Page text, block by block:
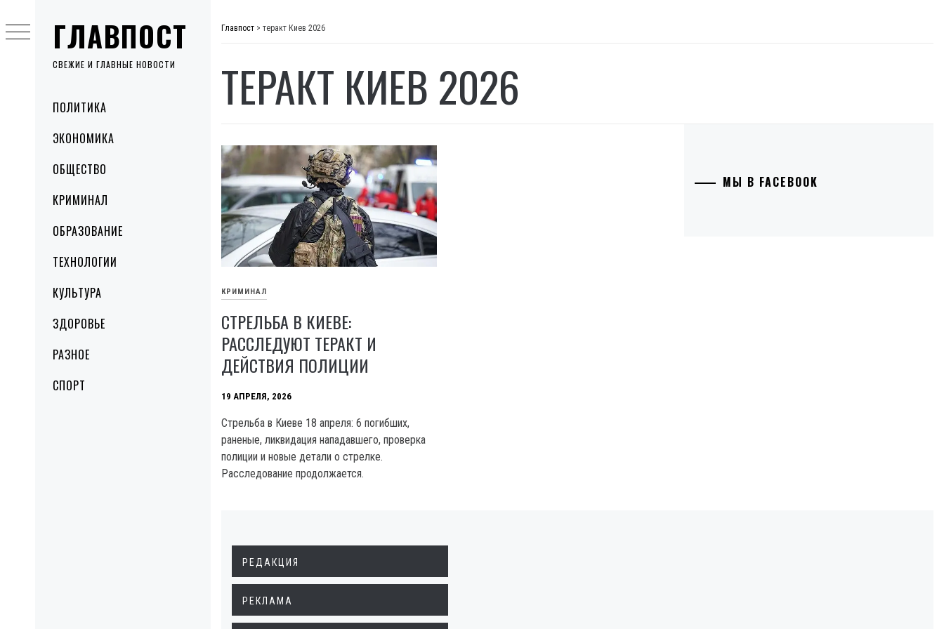
ГЛАВПОСТ
СВЕЖИЕ И ГЛАВНЫЕ НОВОСТИ
MenuПОЛИТИКА
ЭКОНОМИКА
ОБЩЕСТВО
КРИМИНАЛ
ОБРАЗОВАНИЕ
ТЕХНОЛОГИИ
КУЛЬТУРА
ЗДОРОВЬЕ
РАЗНОЕ
СПОРТ
to
content
Главпост > теракт Киев 2026
ТЕРАКТ КИЕВ 2026
КРИМИНАЛ
СТРЕЛЬБА В КИЕВЕ:
РАССЛЕДУЮТ ТЕРАКТ И
ДЕЙСТВИЯ ПОЛИЦИИ
19 АПРЕЛЯ, 2026
Стрельба в Киеве 18 апреля: 6 погибших,
раненые, ликвидация нападавшего, проверка
полиции и новые детали о стрелке.
Расследование продолжается.
МЫ В FACEBOOK
РЕДАКЦИЯ
РЕКЛАМА